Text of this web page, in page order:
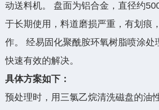
动送料机。 盘面为铝合金，直径约
于长期使用，料道磨损严重，有划痕
作。 经易固化聚酰胺环氧树脂喷涂处
快速有效的解决。
具体方案如下：
预处理时，用三氯乙烷清洗磁盘的油